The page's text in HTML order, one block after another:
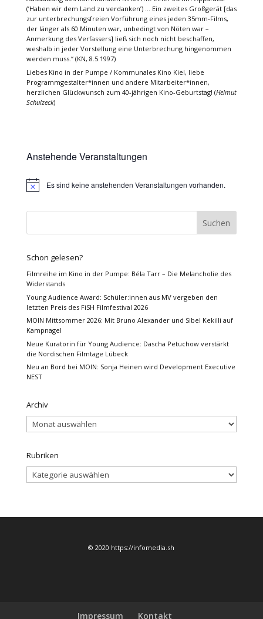
(’Haben wir dem Land zu verdanken’) … Ein zweites Großgerät [das
zur unterbrechungsfreien Vorführung eines jeden 35mm-Films,
der länger als 60 Minuten war, unbedingt von Nöten war –
Anmerkung des Verfassers] ließ sich noch nicht beschaffen,
weshalb in jeder Vorstellung eine Unterbrechung hingenommen
werden muss.“ (KN, 8.5.1997)
Liebes Kino in der Pumpe / Kommunales Kino Kiel, liebe
Programmgestalter*innen und andere Mitarbeiter*innen,
herzlichen Glückwunsch zum 40-jährigen Kino-Geburtstag! (Helmut
Schulzeck)
Anstehende Veranstaltungen
HinweisEs sind keine anstehenden Veranstaltungen vorhanden.
Schon gelesen?
Filmreihe im Kino in der Pumpe: Béla Tarr – Die Melancholie des
Widerstands
Young Audience Award: Schüler:innen aus MV vergeben den
letzten Preis des FiSH Filmfestival 2026
MOIN Mittsommer 2026: Mit Bruno Alexander und Sibel Kekilli auf
Kampnagel
Neue Kuratorin für Young Audience: Dascha Petuchow verstärkt
die Nordischen Filmtage Lübeck
Neu an Bord bei MOIN: Sonja Heinen wird Development Executive
NEST
Archiv
Archiv
Rubriken
Rubriken
© 2020 https://infomedia.sh
Impressum Kontakt